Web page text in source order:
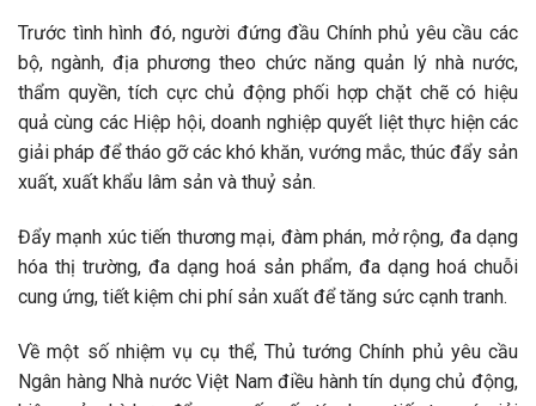
Trước tình hình đó, người đứng đầu Chính phủ yêu cầu các
bộ, ngành, địa phương theo chức năng quản lý nhà nước,
thẩm quyền, tích cực chủ động phối hợp chặt chẽ có hiệu
quả cùng các Hiệp hội, doanh nghiệp quyết liệt thực hiện các
giải pháp để tháo gỡ các khó khăn, vướng mắc, thúc đẩy sản
xuất, xuất khẩu lâm sản và thuỷ sản.
Đẩy mạnh xúc tiến thương mại, đàm phán, mở rộng, đa dạng
hóa thị trường, đa dạng hoá sản phẩm, đa dạng hoá chuỗi
cung ứng, tiết kiệm chi phí sản xuất để tăng sức cạnh tranh.
Về một số nhiệm vụ cụ thể, Thủ tướng Chính phủ yêu cầu
Ngân hàng Nhà nước Việt Nam điều hành tín dụng chủ động,